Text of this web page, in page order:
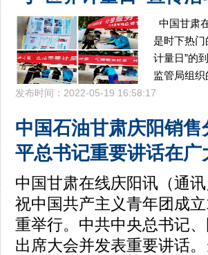
中国甘肃
是时下热门
计量日”的
监管局组织
发布时间：2022-05-19 16:58:17
中国石油甘肃庆阳销
平总书记重要讲话在
中国甘肃在线庆阳讯（通
祝中国共产主义青年团成
重举行。中共中央总书记
出席大会并发表重要讲话